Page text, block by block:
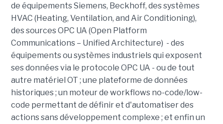
de équipements Siemens, Beckhoff, des systèmes
HVAC (Heating, Ventilation, and Air Conditioning),
des sources OPC UA (Open Platform
Communications – Unified Architecture) - des
équipements ou systèmes industriels qui exposent
ses données via le protocole OPC UA - ou de tout
autre matériel OT ; une plateforme de données
historiques ; un moteur de workflows no-code/low-
code permettant de définir et d'automatiser des
actions sans développement complexe ; et enfin un